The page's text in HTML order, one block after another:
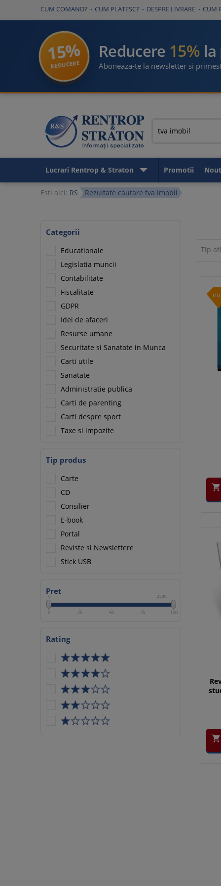
CUM COMAND? CUM PLATESC? DESPRE LIVRARE CUM
15%
REDUCERE
Reducere 15%
Aboneaza-te la newsletter si
Lucrari Rentrop & Straton Promotii
Esti aici: RS Rezultate cautare tva imobil
Categorii
Educationale
Legislatia muncii
Contabilitate
Fiscalitate
GDPR
Idei de afaceri
Resurse umane
Securitate si Sanatate in Munca
Carti utile
Sanatate
Administratie publica
Carti de parenting
Carti despre sport
Taxe si impozite
Tip produs
Carte
CD
Consilier
E-book
Portal
Reviste si Newslettere
Stick USB
Pret
0 2500
0 25 50 75 100
Rating
Tip

